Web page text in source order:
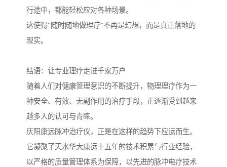
行途中，都能轻松应对各种场景。
这使得“随时随地做理疗”不再是幻想，而是真正落地的
现实。
结语：让专业理疗走进千家万户
随着人们对健康管理意识的不断提升，物理理疗作为一
种安全、有效、无副作用的治疗手段，正逐渐受到越来
越多人的认可与青睐。
庆阳康远脉冲治疗仪，正是在这样的趋势下应运而生。
它凝聚了天水华大康运十五年的技术积累与行业经验，
以严格的质量管理体系为保障，以先进的脉冲电疗技术